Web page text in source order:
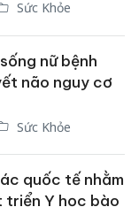
Sức Khỏe
nữ bệnh
não nguy cơ
Sức Khỏe
quốc tế nhằm
Y học bào